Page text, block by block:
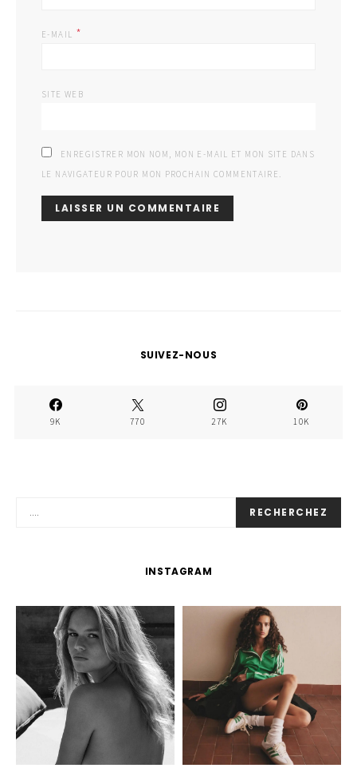
E-MAIL *
SITE WEB
ENREGISTRER MON NOM, MON E-MAIL ET MON SITE DANS
LE NAVIGATEUR POUR MON PROCHAIN COMMENTAIRE.
SUIVEZ-NOUS
9K 770 27K 10K
RECHERCHEZ
INSTAGRAM